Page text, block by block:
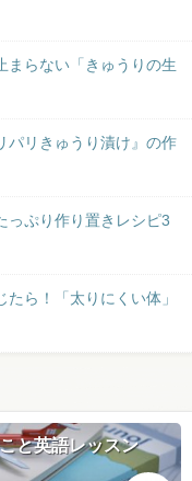
まらない「きゅうりの生
パリきゅうり漬け』の作
っぷり作り置きレシピ3
ら！「太りにくい体」
と英語レッスン